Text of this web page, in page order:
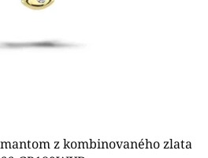
z kombinovaného zlata